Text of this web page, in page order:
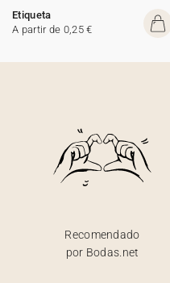
Etiqueta
A partir de 0,25 €
Recomendado
por Bodas.net